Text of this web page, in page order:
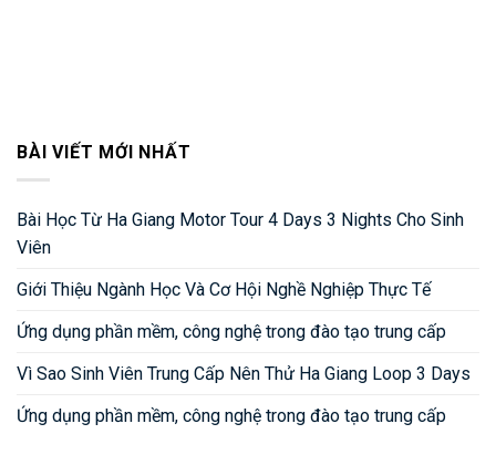
BÀI VIẾT MỚI NHẤT
Bài Học Từ Ha Giang Motor Tour 4 Days 3 Nights Cho Sinh
Viên
Giới Thiệu Ngành Học Và Cơ Hội Nghề Nghiệp Thực Tế
Ứng dụng phần mềm, công nghệ trong đào tạo trung cấp
Vì Sao Sinh Viên Trung Cấp Nên Thử Ha Giang Loop 3 Days
Ứng dụng phần mềm, công nghệ trong đào tạo trung cấp